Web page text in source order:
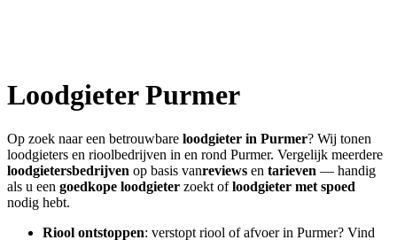
LoodgieterPurmer
Op zoek naar een betrouwbare loodgieter in Purmer? Wij tonen
loodgieters en rioolbedrijven in en rond Purmer. Vergelijk meerdere
loodgietersbedrijven op basis vanreviews en tarieven — handig
als u een goedkope loodgieter zoekt ofloodgieter met spoed
nodig hebt.
Riool ontstoppen: verstopt riool of afvoer in Purmer? Vind